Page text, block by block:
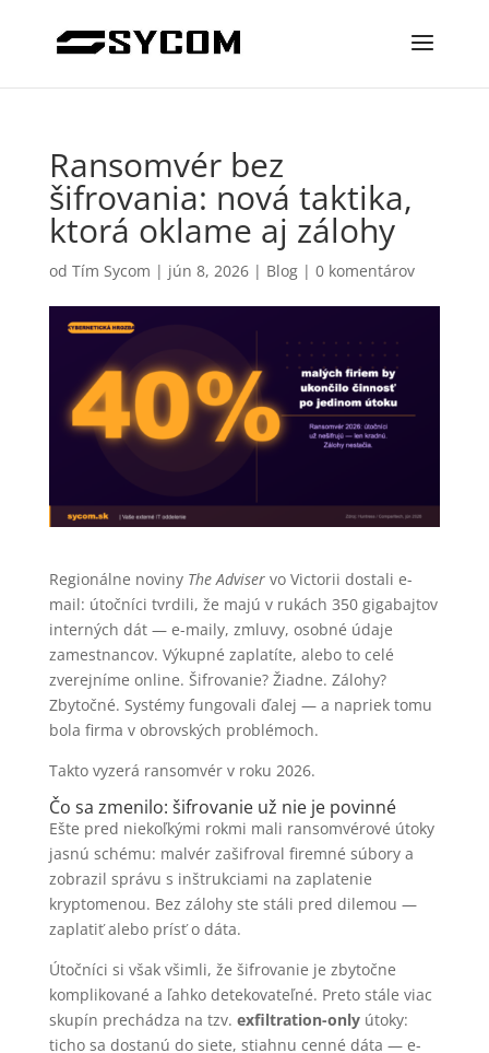
Ransomvér bez
šifrovania: nová taktika,
ktorá oklame aj zálohy
od Tím Sycom | jún 8, 2026| Blog| 0 komentárov
Regionálne noviny The Adviservo Victorii dostali e-
mail: útočníci tvrdili, že majú v rukách 350 gigabajtov
interných dát — e-maily, zmluvy, osobné údaje
zamestnancov. Výkupné zaplatíte, alebo to celé
zverejníme online. Šifrovanie? Žiadne. Zálohy?
Zbytočné. Systémy fungovali ďalej — a napriek tomu
bola firma v obrovských problémoch.
Takto vyzerá ransomvér v roku 2026.
Čo sa zmenilo: šifrovanie už nie je povinné
Ešte pred niekoľkými rokmi mali ransomvérové útoky
jasnú schému: malvér zašifroval firemné súbory a
zobrazil správu s inštrukciami na zaplatenie
kryptomenou. Bez zálohy ste stáli pred dilemou —
zaplatiť alebo prísť o dáta.
Útočníci si však všimli, že šifrovanie je zbytočne
komplikované a ľahko detekovateľné. Preto stále viac
skupín prechádza na tzv. exfiltration-onlyútoky:
ticho sa dostanú do siete, stiahnu cenné dáta — e-